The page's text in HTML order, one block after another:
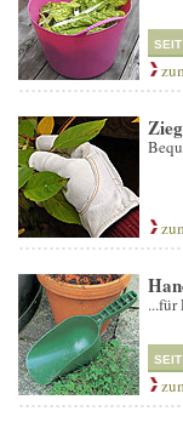
SEIT
...für
SEIT